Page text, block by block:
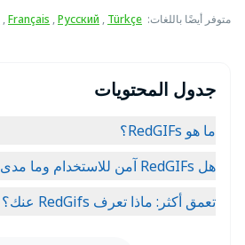
متوفر أيضًا باللغات:
,Français ,Русский , Türkçe
جدول المحتويات
ما هو RedGIFs؟
هل RedGIFs آمن للاستخدام وما مدى أمانه حقًا؟
تعمق أكثر: ماذا تعرف RedGifs عنك؟